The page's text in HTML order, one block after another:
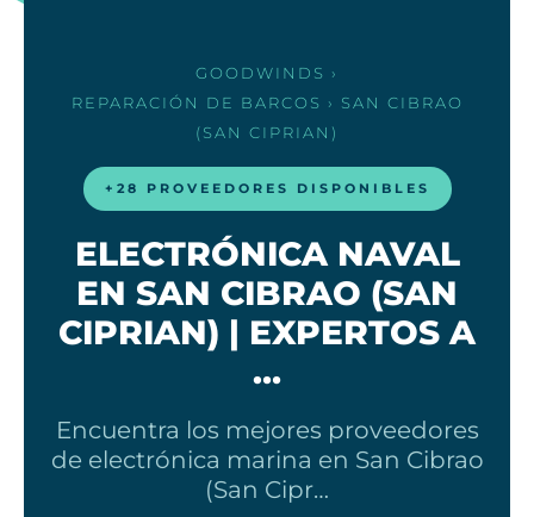
GOODWINDS ›
REPARACIÓN DE BARCOS › SAN CIBRAO
(SAN CIPRIAN)
+28 PROVEEDORES DISPONIBLES
ELECTRÓNICA NAVAL
EN SAN CIBRAO (SAN
CIPRIAN) | EXPERTOS A
…
Encuentra los mejores proveedores
de electrónica marina en San Cibrao
(San Cipr…